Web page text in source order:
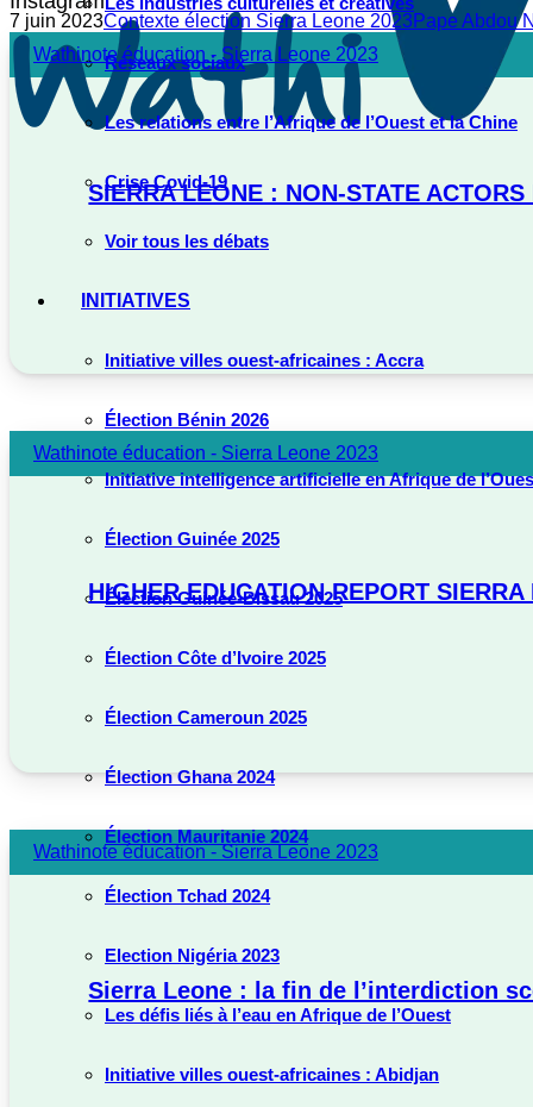
Réseaux sociaux
Les relations entre l’Afrique de l’Ouest et la Chine
Crise Covid-19
Voir tous les débats
INITIATIVES
Initiative villes ouest-africaines : Accra
Élection Bénin 2026
Initiative intelligence artificielle en Afrique de
Élection Guinée 2025
Élection Guinée-Bissau 2025
Élection Côte d’Ivoire 2025
Élection Cameroun 2025
Élection Ghana 2024
Élection Mauritanie 2024
Élection Tchad 2024
Election Nigéria 2023
Les défis liés à l’eau en Afrique de l’Ouest
Initiative villes ouest-africaines : Abidjan
7 juin 2023Contexte élection Sierra Leone 2023 Pape Abdou
Wathinote éducation - Sierra Leone 2023
SIERRA LEONE : NON-STATE
Wathinote éducation - Sierra Leone 2023
HIGHER EDUCATION REPORT
Wathinote éducation - Sierra Leone 2023
Sierra Leone : la fin de l’interdiction